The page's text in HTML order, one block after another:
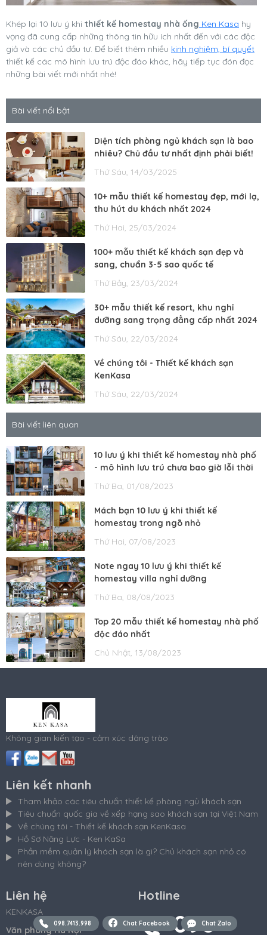
Khép lại 10 lưu ý khi thiết kế homestay nhà ống Ken Kasa hy
vọng đã cung cấp những thông tin hữu ích nhất đến với các độc
giả và các chủ đầu tư. Để biết thêm nhiều kinh nghiệm, bí quyết
thiết kế các mô hình lưu trú độc đáo khác, hãy tiếp tục đón đọc
những bài viết mới nhất nhé!
Bài viết nổi bật
Diện tích phòng ngủ khách sạn là bao
nhiêu? Chủ đầu tư nhất định phải biết!
Thứ Sáu, 14/03/2025
10+ mẫu thiết kế homestay đẹp, mới lạ,
thu hút du khách nhất 2024
Thứ Hai, 25/03/2024
100+ mẫu thiết kế khách sạn đẹp và
sang, chuẩn 3-5 sao quốc tế
Thứ Bảy, 23/03/2024
30+ mẫu thiết kế resort, khu nghỉ
dưỡng sang trọng đẳng cấp nhất 2024
Thứ Sáu, 22/03/2024
Về chúng tôi - Thiết kế khách sạn
KenKasa
Thứ Sáu, 22/03/2024
Bài viết liên quan
10 lưu ý khi thiết kế homestay nhà phố
- mô hình lưu trú chưa bao giờ lỗi thời
Thứ Ba, 01/08/2023
Mách bạn 10 lưu ý khi thiết kế
homestay trong ngõ nhỏ
Thứ Hai, 07/08/2023
Note ngay 10 lưu ý khi thiết kế
homestay villa nghỉ dưỡng
Thứ Ba, 08/08/2023
Top 20 mẫu thiết kế homestay nhà phố
độc đáo nhất
Chủ Nhật, 13/08/2023
Không gian kiến tạo - cảm xúc dâng trào
Liên kết nhanh
Tham khảo các tiêu chuẩn thiết kế phòng ngủ khách sạn
Tiêu chuẩn quốc gia về xếp hạng sao khách sạn tại Việt Nam
Về chúng tôi - Thiết kế khách sạn KenKasa
Hồ Sơ Năng Lực - Ken KaSa
Phần mềm quản lý khách sạn là gì? Chủ khách sạn nhỏ có
nên dùng không?
Liên hệ
KENKASA
Văn phòng Hà Nội
Hotline
098
098.7413.998 Chat Facebook Chat Zalo